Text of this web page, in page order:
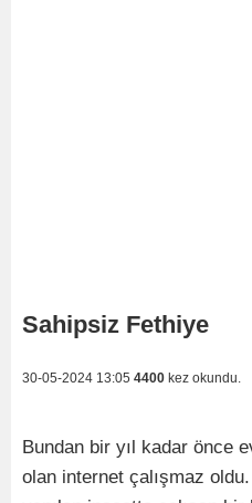
Sahipsiz Fethiye
30-05-2024 13:05 4400 kez okundu.
Bundan bir yıl kadar önce
olan internet çalışmaz